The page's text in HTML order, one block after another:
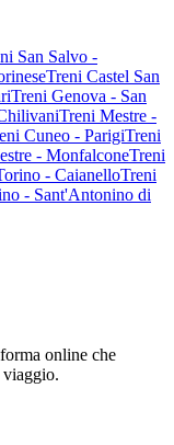
San Salvo -
Treni Castel San
Treni Genova - San
Treni Mestre -
Cuneo - ParigiTreni
- MonfalconeTreni
- CaianelloTreni
- Sant'Antonino di
online che